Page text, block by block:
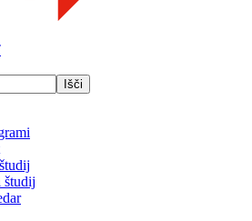
študij